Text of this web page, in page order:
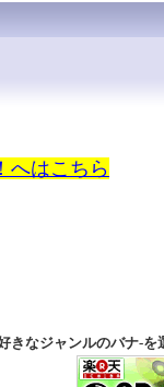
はこちら
きなジャンルのバナ-を